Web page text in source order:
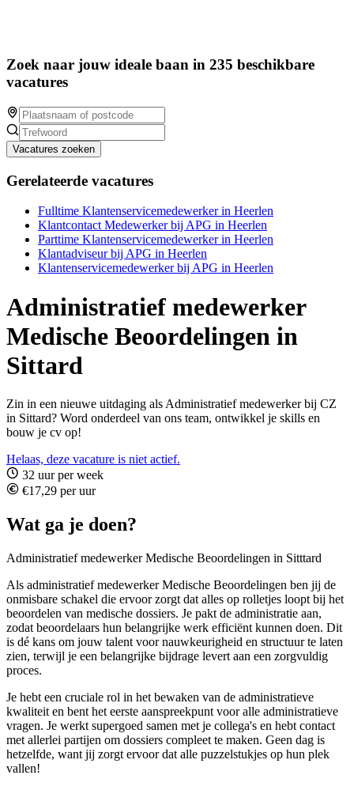
Zoek naar jouw ideale baan in 235 beschikbare
vacatures
Vacatures zoeken
Gerelateerde vacatures
Fulltime Klantenservicemedewerker in Heerlen
Klantcontact Medewerker bij APG in Heerlen
Parttime Klantenservicemedewerker in Heerlen
Klantadviseur bij APG in Heerlen
Klantenservicemedewerker bij APG in Heerlen
Administratief medewerker
Medische Beoordelingen in
Sittard
Zin in een nieuwe uitdaging als Administratief medewerker bij CZ
in Sittard? Word onderdeel van ons team, ontwikkel je skills en
bouw je cv op!
Helaas, deze vacature is niet actief.
32 uur per week
€17,29 per uur
Wat ga je doen?
Administratief medewerker Medische Beoordelingen in Sitttard
Als administratief medewerker Medische Beoordelingen ben jij de
onmisbare schakel die ervoor zorgt dat alles op rolletjes loopt bij het
beoordelen van medische dossiers. Je pakt de administratie aan,
zodat beoordelaars hun belangrijke werk efficiënt kunnen doen. Dit
is dé kans om jouw talent voor nauwkeurigheid en structuur te laten
zien, terwijl je een belangrijke bijdrage levert aan een zorgvuldig
proces.
Je hebt een cruciale rol in het bewaken van de administratieve
kwaliteit en bent het eerste aanspreekpunt voor alle administratieve
vragen. Je werkt supergoed samen met je collega's en hebt contact
met allerlei partijen om dossiers compleet te maken. Geen dag is
hetzelfde, want jij zorgt ervoor dat alle puzzelstukjes op hun plek
vallen!